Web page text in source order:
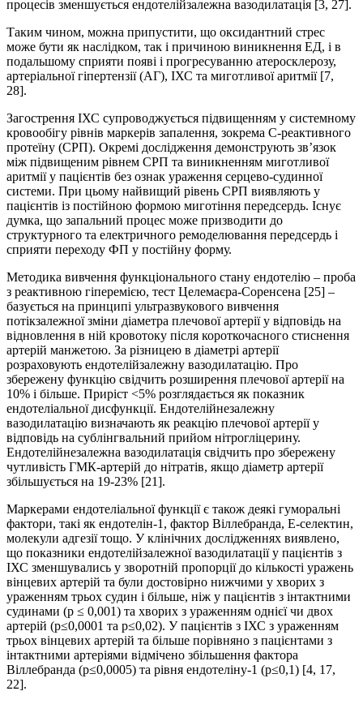
процесів зменшується ендотелійзалежна вазодилатація [3, 27].
Таким чином, можна припустити, що оксидантний стрес
може бути як наслідком, так і причиною виникнення ЕД, і в
подальшому сприяти появі і прогресуванню атеросклерозу,
артеріальної гіпертензії (АГ), ІХС та миготливої аритмії [7,
28].
Загострення ІХС супроводжується підвищенням у системному
кровообігу рівнів маркерів запалення, зокрема С-реактивного
протеїну (СРП). Окремі дослідження демонструють зв’язок
між підвищеним рівнем СРП та виникненням миготливої
аритмії у пацієнтів без ознак ураження серцево-судинної
системи. При цьому найвищий рівень СРП виявляють у
пацієнтів із постійною формою миготіння передсердь. Існує
думка, що запальний процес може призводити до
структурного та електричного ремоделювання передсердь і
сприяти переходу ФП у постійну форму.
Методика вивчення функціонального стану ендотелію – проба
з реактивною гіперемією, тест Целемаєра-Соренсена [25] –
базується на принципі ультразвукового вивчення
потікзалежної зміни діаметра плечової артерії у відповідь на
відновлення в ній кровотоку після короткочасного стиснення
артерій манжетою. За різницею в діаметрі артерії
розраховують ендотелійзалежну вазодилатацію. Про
збережену функцію свідчить розширення плечової артерії на
10% і більше. Приріст <5% розглядається як показник
ендотеліальної дисфункції. Ендотелійнезалежну
вазодилатацію визначають як реакцію плечової артерії у
відповідь на сублінгвальний прийом нітрогліцерину.
Ендотелійнезалежна вазодилатація свідчить про збережену
чутливість ГМК-артерій до нітратів, якщо діаметр артерії
збільшується на 19-23% [21].
Маркерами ендотеліальної функції є також деякі гуморальні
фактори, такі як ендотелін-1, фактор Віллебранда, Е-селектин,
молекули адгезії тощо. У клінічних дослідженнях виявлено,
що показники ендотелійзалежної вазодилатації у пацієнтів з
ІХС зменшувались у зворотній пропорції до кількості уражень
вінцевих артерій та були достовірно нижчими у хворих з
ураженням трьох судин і більше, ніж у пацієнтів з інтактними
судинами (р ≤ 0,001) та хворих з ураженням однієї чи двох
артерій (р≤0,0001 та р≤0,02). У пацієнтів з ІХС з ураженням
трьох вінцевих артерій та більше порівняно з пацієнтами з
інтактними артеріями відмічено збільшення фактора
Віллебранда (р≤0,0005) та рівня ендотеліну-1 (р≤0,1) [4, 17,
22].